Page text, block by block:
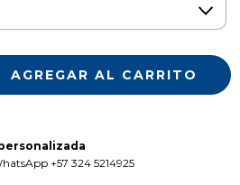
+57 324 5214925